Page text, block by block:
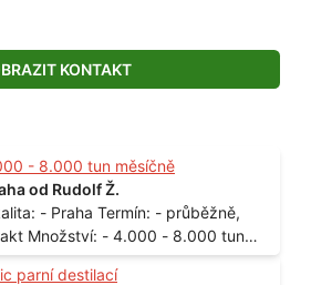
KONTAKT
- 8.000 tun měsíčně
od Rudolf Ž.
tun
parní destilací